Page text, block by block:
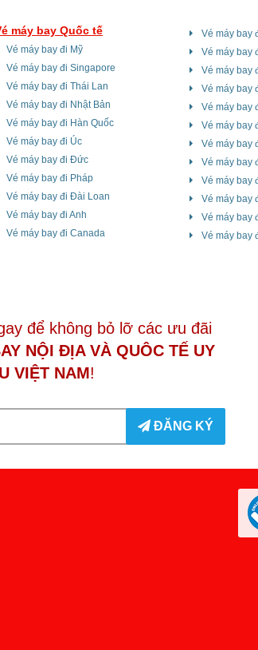
máy bay Quốc tế
Vé máy bay đi Mỹ
Vé máy bay đi Singapore
Vé máy bay đi Thái Lan
Vé máy bay đi Nhật Bản
Vé máy bay đi Hàn Quốc
Vé máy bay đi Úc
Vé máy bay đi Đức
Vé máy bay đi Pháp
Vé máy bay đi Đài Loan
Vé máy bay đi Anh
Vé máy bay đi Canada
Vé máy bay
Vé máy bay
Vé máy bay
Vé máy bay
Vé máy bay
Vé máy bay
Vé máy bay
Vé máy bay
Vé máy bay
Vé máy bay
Vé máy bay
Vé máy bay
để không bỏ lỡ các ưu đãi
NỘI ĐỊA VÀ QUÔC TẾ UY
VIỆT NAM!
ĐĂNG KÝ